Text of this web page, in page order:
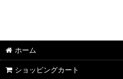
2026年6月DMワイン
2026年5月DMワイン
ホーム
ショッピングカート